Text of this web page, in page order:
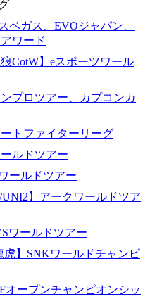
ベガス、EVOジャパン、
ワード
CotW】eスポーツワール
プロツアー、カプコンカ
トファイターリーグ
ルドツアー
ールドツアー
UNI2】アークワールドツア
ワールドツアー
虎】SNKワールドチャンピ
オープンチャンピオンシッ